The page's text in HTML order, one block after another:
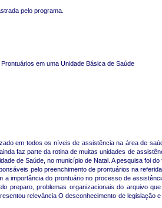
pelo programa.
em uma Unidade Básica de Saúde
em todos os níveis de assistência na área de
faz parte da rotina de muitas unidades de
de Saúde, no município de Natal. A pesquisa foi
pelo preenchimento de prontuários na
a importância do prontuário no processo de
preparo, problemas organizacionais do arquivo
relevância O desconhecimento de legislação